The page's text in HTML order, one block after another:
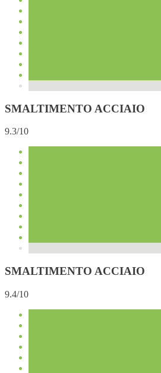
SMALTIMENTO ACCIAIO
9.3/10
SMALTIMENTO ACCIAIO
9.4/10